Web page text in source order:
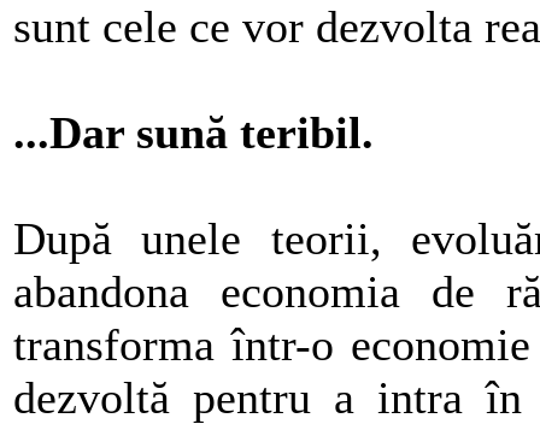
sunt cele ce vor dezvolta
...Dar sună teribil.
După unele teorii,
abandona economia de
transforma într-o
dezvoltă pentru a intra în